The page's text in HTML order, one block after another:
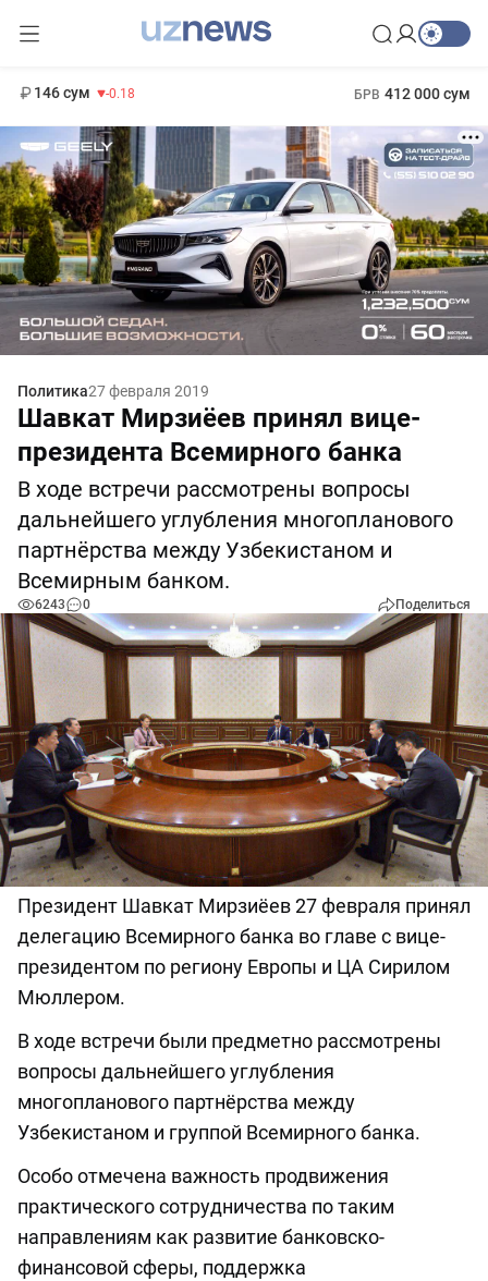
146 сум -0.18 БРВ 412 000 сум
Политика27 февраля 2019
Шавкат Мирзиёев принял вице-
президента Всемирного банка
В ходе встречи рассмотрены вопросы
дальнейшего углубления многопланового
партнёрства между Узбекистаном и
Всемирным банком.
6243 0 Поделиться
Президент Шавкат Мирзиёев 27 февраля принял
делегацию Всемирного банка во главе с вице-
президентом по региону Европы и ЦА Сирилом
Мюллером.
В ходе встречи были предметно рассмотрены
вопросы дальнейшего углубления
многопланового партнёрства между
Узбекистаном и группой Всемирного банка.
Особо отмечена важность продвижения
практического сотрудничества по таким
направлениям как развитие банковско-
финансовой сферы, поддержка